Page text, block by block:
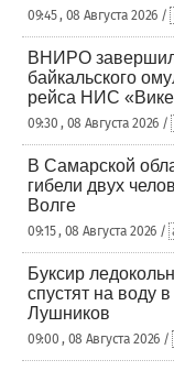
09:45 , 08 Августа 2026 /
ВНИРО
байкальского
рейса НИС
09:30 , 08 Августа 2026 /
В Самарской
гибели двух
Волге
09:15 , 08 Августа 2026 /
Буксир
спустят на воду
Лушников
09:00 , 08 Августа 2026 /